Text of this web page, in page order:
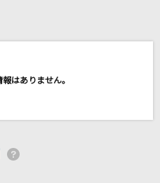
見る
ンキングなど